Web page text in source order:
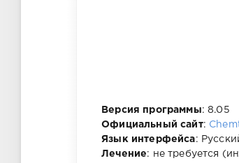
Версия программы: 8.05
Официальный сайт:
Язык интерфейса:
Лечение: не требуется